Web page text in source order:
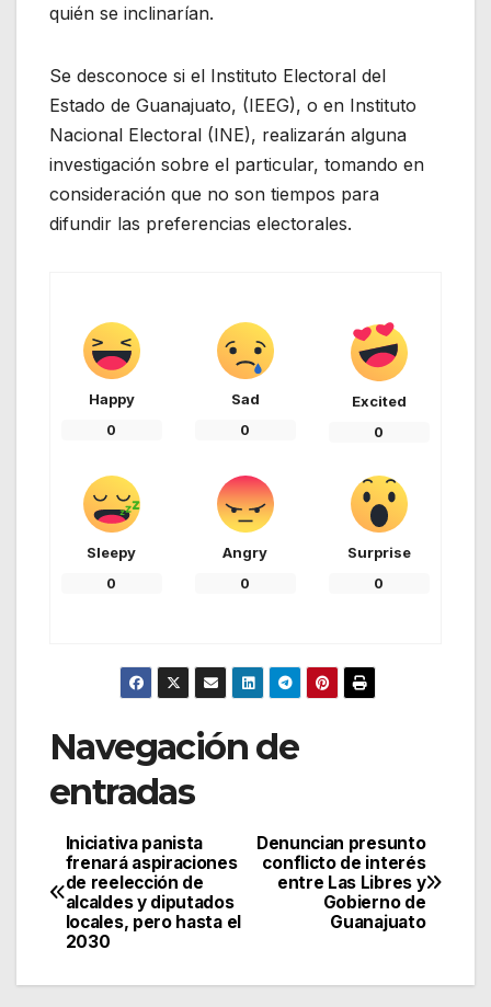
quién se inclinarían.
Se desconoce si el Instituto Electoral del
Estado de Guanajuato, (IEEG), o en Instituto
Nacional Electoral (INE), realizarán alguna
investigación sobre el particular, tomando en
consideración que no son tiempos para
difundir las preferencias electorales.
Happy
0
Sad
0
Excited
0
Sleepy
0
Angry
0
Surprise
0
Navegación de
entradas
Denuncian presunto
conflicto de interés
entre Las Libres y
Gobierno de
Guanajuato
Iniciativa panista
frenará aspiraciones
de reelección de
alcaldes y diputados
locales, pero hasta el
2030